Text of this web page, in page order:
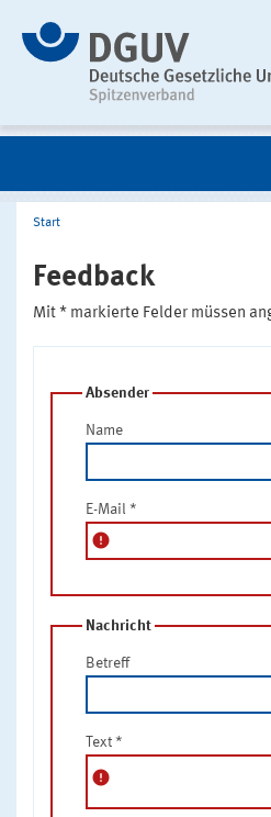
Start
Feedback
Mit * markierte Felder müssen
Absender
Name
E-Mail *
error
Nachricht
Betreff
Text *
error